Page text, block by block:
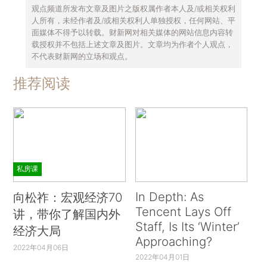
观点频道所发布文章及图片之版权属作者本人及/或相关权利
人所有，未经作者及/或相关权利人单独授权，任何网站、平
面媒体不得予以转载。财新网对相关媒体的网站信息内容转
载授权并不包括上述文章及图片。文章均为作者个人观点，
不代表财新网的立场和观点。
推荐阅读
私房课
向松祚：宏观经济70
讲，带你了解国内外
经济大局
2022年04月06日
In Depth: As
Tencent Lays Off
Staff, Is Its ‘Winter’
Approaching?
2022年04月01日